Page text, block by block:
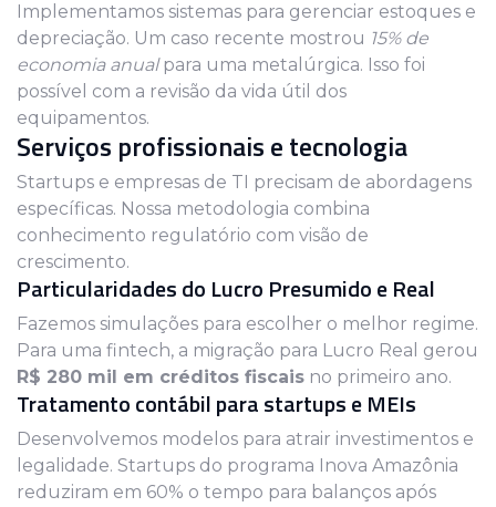
Implementamos sistemas para gerenciar estoques e
depreciação. Um caso recente mostrou 15% de
economia anualpara uma metalúrgica. Isso foi
possível com a revisão da vida útil dos
equipamentos.
Serviços profissionais e tecnologia
Startups e empresas de TI precisam de abordagens
específicas. Nossa metodologia combina
conhecimento regulatório com visão de
crescimento.
Particularidades do Lucro Presumido e Real
Fazemos simulações para escolher o melhor regime.
Para uma fintech, a migração para Lucro Real gerou
R$ 280 mil em créditos fiscais no primeiro ano.
Tratamento contábil para startups e MEIs
Desenvolvemos modelos para atrair investimentos e
legalidade. Startups do programa Inova Amazônia
reduziram em 60% o tempo para balanços após